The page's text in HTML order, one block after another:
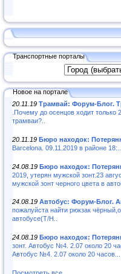
Транспортные порталы
Новое на портале
20.11.19 Трамвай: Форум-Блог.
.Почему до осенцов ходит только
трамваи?..
20.11.19 Бюро находок:
Barcelona. 09.11.2019 в районе 18:..
24.08.19 Бюро находок:
2019, утерян мужской зонт.23
мужской зонт черного цвета в
24.08.19 Автобус: Форум-Блог.
пожалуйста найти рюкзак
автобусе(Т/Н..
24.08.19 Бюро находок:
зонт. Автобус №4. 2.07 около 20
Автобус №4. 2.07 около 20 часов...